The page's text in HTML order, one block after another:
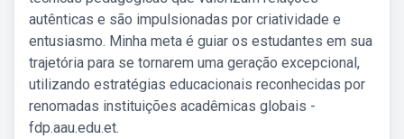
autênticas e são impulsionadas por criatividade e
entusiasmo. Minha meta é guiar os estudantes em sua
trajetória para se tornarem uma geração excepcional,
utilizando estratégias educacionais reconhecidas por
renomadas instituições acadêmicas globais -
fdp.aau.edu.et.